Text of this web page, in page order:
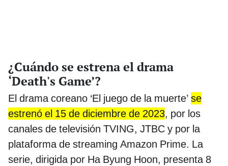
¿Cuándo se estrena el drama
‘Death's Game’?
El drama coreano ‘El juego de la muerte’ se
estrenó el 15 de diciembre de 2023, por los
canales de televisión TVING, JTBC y por la
plataforma de streaming Amazon Prime. La
serie, dirigida por Ha Byung Hoon, presenta 8